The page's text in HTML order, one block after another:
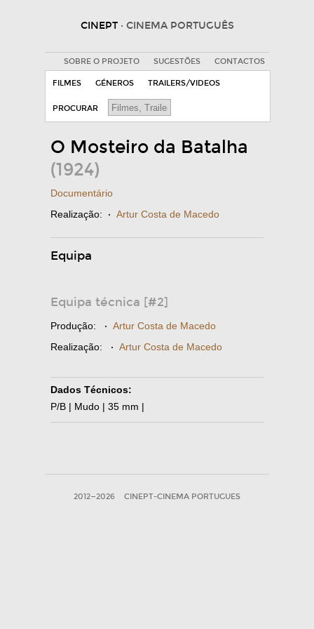
CINEPT · CINEMA PORTUGUÊS
SOBRE O PROJETO SUGESTÕES CONTACTOS
FILMES GÉNEROS TRAILERS/VIDEOS
PROCURAR
O Mosteiro da Batalha
(1924)
Documentário
Realização: · Artur Costa de Macedo
Equipa
Equipa técnica [#2]
Produção: · Artur Costa de Macedo
Realização: · Artur Costa de Macedo
Dados Técnicos:
P/B | Mudo | 35 mm |
2012—2026 CINEPT-CINEMA PORTUGUES